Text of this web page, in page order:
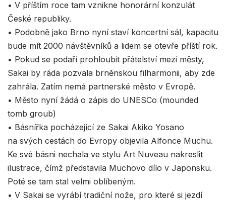
• V příštím roce tam vznikne honorární konzulát
České republiky.
• Podobně jako Brno nyní staví koncertní sál, kapacitu
bude mít 2000 návštěvníků a lidem se otevře příští rok.
• Pokud se podaří prohloubit přátelství mezi městy,
Sakai by ráda pozvala brněnskou filharmonii, aby zde
zahrála. Zatím nemá partnerské město v Evropě.
• Město nyní žádá o zápis do UNESCo (mounded
tomb groub)
• Básnířka pocházející ze Sakai Akiko Yosano
na svých cestách do Evropy objevila Alfonce Muchu.
Ke své básni nechala ve stylu Art Nuveau nakreslit
ilustrace, čímž představila Muchovo dílo v Japonsku.
Poté se tam stal velmi oblíbeným.
• V Sakai se vyrábí tradiční nože, pro které si jezdí